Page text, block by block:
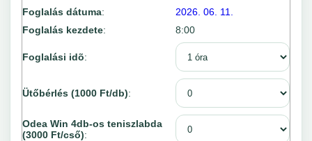
Foglalás dátuma:
2026. 06. 11.
Foglalás kezdete: 8:00
Foglalási idõ:
Ütőbérlés (1000 Ft/db):
Odea Win 4db-os teniszlabda
(3000 Ft/cső):